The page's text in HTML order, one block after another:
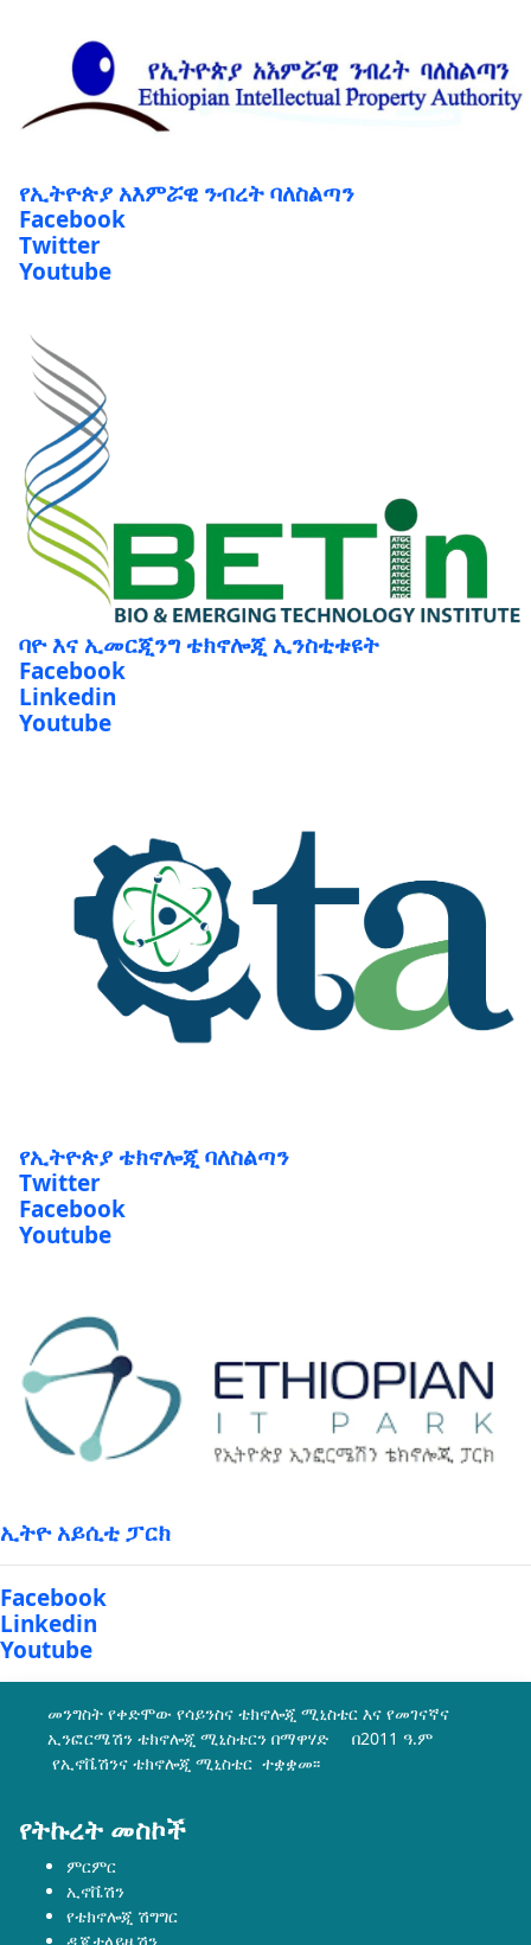
የኢትዮጵያ አእምሯዊ ንብረት ባለስልጣን
Facebook
Twitter
Youtube
ባዮ እና ኢመርጂንግ ቴክኖሎጂ ኢንስቲቱዩት
Facebook
Linkedin
Youtube
የኢትዮጵያ ቴክኖሎጂ ባለስልጣን
Twitter
Facebook
Youtube
ኢትዮ አይሲቲ ፓርክ
Facebook
Linkedin
Youtube
መንግስት የቀድሞው የሳይንስና ቴክኖሎጂ ሚኒስቴር እና የመገናኛና
ኢንፎርሜሽን ቴክኖሎጂ ሚኒስቴርን በማዋሃድ በ2011 ዓ.ም
የኢኖቬሽንና ቴክኖሎጂ ሚኒስቴር ተቋቋመ፡፡
የትኩረት መስኮች
ምርምር
ኢኖቬሽን
የቴክኖሎጂ ሽግግር